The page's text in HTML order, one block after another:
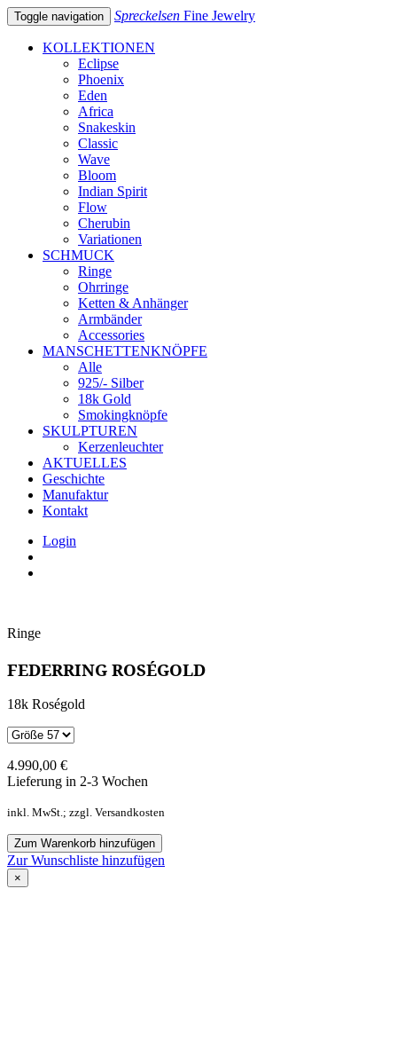
Toggle navigation Spreckelsen Fine Jewelry
KOLLEKTIONEN
Eclipse
Phoenix
Eden
Africa
Snakeskin
Classic
Wave
Bloom
Indian Spirit
Flow
Cherubin
Variationen
SCHMUCK
Ringe
Ohrringe
Ketten & Anhänger
Armbänder
Accessories
MANSCHETTENKNÖPFE
Alle
925/- Silber
18k Gold
Smokingknöpfe
SKULPTUREN
Kerzenleuchter
AKTUELLES
Geschichte
Manufaktur
Kontakt
Login
Ringe
FEDERRING ROSÉGOLD
18k Roségold
4.990,00 €
Lieferung in 2-3 Wochen
inkl. MwSt.; zzgl. Versandkosten
Zum Warenkorb hinzufügen
Zur Wunschliste hinzufügen
×